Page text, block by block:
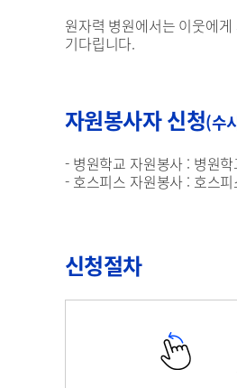
원자력 병원에서는 이웃에
기다립니다.
자원봉사자 신청(수
- 병원학교 자원봉사 : 병원
- 호스피스 자원봉사 : 호스
신청절차